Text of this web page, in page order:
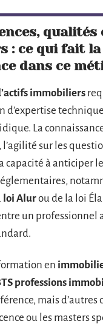
qualités
: ce qui fait la
dans ce
immobiliers
d’expertise
La
, l’agilité sur les
capacité à anticiper
loi Alurou de la loi
un professionnel
en
professions
mais d’autres
ou les masters